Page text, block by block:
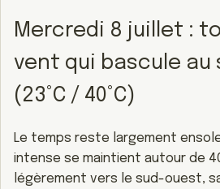
Mercredi 8 juillet :
vent qui bascule au
(23°C / 40°C)
Le temps reste largement
intense se maintient autour de
légèrement vers le sud-ouest,